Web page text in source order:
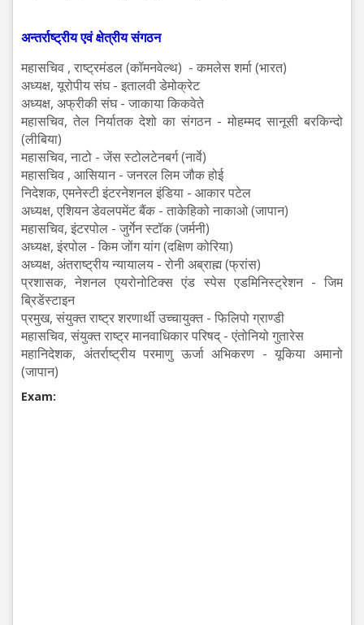
अन्तर्राष्ट्रीयएवंक्षेत्रीयसंगठन
महासचिव , राष्ट्रमंडल (कॉमनवेल्थ) - कमलेस शर्मा (भारत)
अध्यक्ष, यूरोपीय संघ - इतालवी डेमोक्रेट
अध्यक्ष, अफ्रीकी संघ - जाकाया किकवेते
महासचिव, तेल निर्यातक देशो का संगठन - मोहम्मद सानूसी बरकिन्दो
(लीबिया)
महासचिव, नाटो - जेंस स्टोलटेनबर्ग (नार्वे)
महासचिव , आसियान - जनरल लिम जौक होई
निदेशक, एमनेस्टी इंटरनेशनल इंडिया - आकार पटेल
अध्यक्ष, एशियन डेवलपमेंट बैंक - ताकेहिको नाकाओ (जापान)
महासचिव, इंटरपोल - जुर्गेन स्टॉक (जर्मनी)
अध्यक्ष, इंरपोल - किम जोंग यांग (दक्षिण कोरिया)
अध्यक्ष, अंतराष्ट्रीय न्यायालय - रोनी अब्राह्म (फ्रांस)
प्रशासक, नेशनल एयरोनोटिक्स एंड स्पेस एडमिनिस्ट्रेशन - जिम
ब्रिडेंस्टाइन
प्रमुख, संयुक्त राष्ट्र शरणार्थी उच्चायुक्त - फिलिपो ग्राण्डी
महासचिव, संयुक्त राष्ट्र मानवाधिकार परिषद् - एंतोनियो गुतारेस
महानिदेशक, अंतर्राष्ट्रीय परमाणु ऊर्जा अभिकरण - यूकिया अमानो
(जापान)
Exam: